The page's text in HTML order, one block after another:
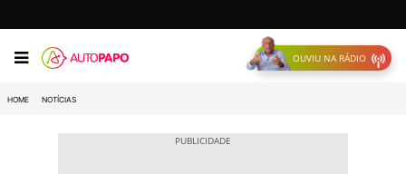
OUVIU NA RÁDIO
HOME NOTÍCIAS